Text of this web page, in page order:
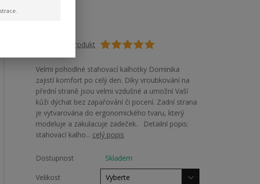
Ohodnotit produkt
Velmi pohodlné stahovací kalhotky Dominika
zajistí komfort po celý den. Díky vroubkování na
přední straně jsou velmi vzdušné a umožní Vaší
kůži dýchat bez zapařování či pocení. Zadní strana
je vytvarována do ergonomického tvaru, který
modeluje a zakulacuje zadeček. Detailní popis:
stahovací kalho... celý popis
Dostupnost Skladem
Velikost